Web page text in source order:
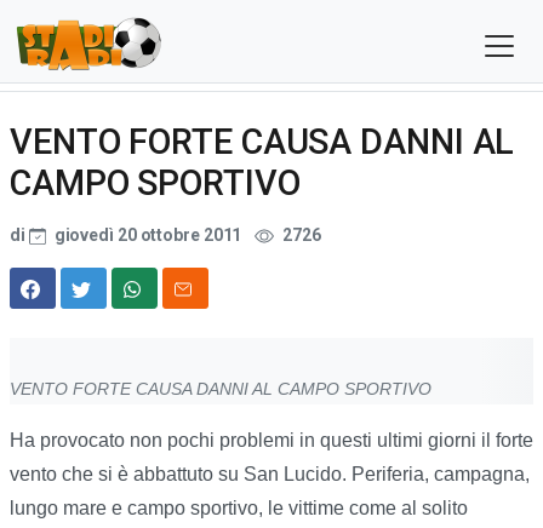
VENTO FORTE CAUSA DANNI AL
CAMPO SPORTIVO
di giovedì 20 ottobre 2011 2726
VENTO FORTE CAUSA DANNI AL CAMPO SPORTIVO
Ha provocato non pochi problemi in questi ultimi giorni il forte
vento che si è abbattuto su San Lucido. Periferia, campagna,
lungo mare e campo sportivo, le vittime come al solito